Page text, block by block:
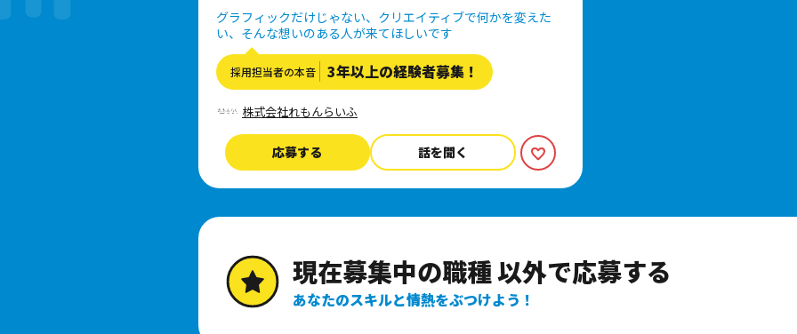
グラフィックだけじゃない、クリエイティブで何かを変えた
い、そんな想いのある人が来てほしいです
採用担当者の本音 3年以上の経験者募集！
株式会社れもんらいふ
応募する 話を聞く
現在募集中の職種 以外で応募する
あなたのスキルと情熱をぶつけよう！